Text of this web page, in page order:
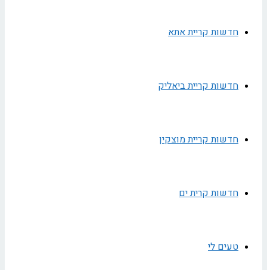
חדשות קריית אתא
חדשות קריית ביאליק
חדשות קריית מוצקין
חדשות קרית ים
טעים לי